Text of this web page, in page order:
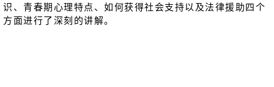
识、青春期心理特点、如何获得社会支持以及法律援助四个
方面进行了深刻的讲解。